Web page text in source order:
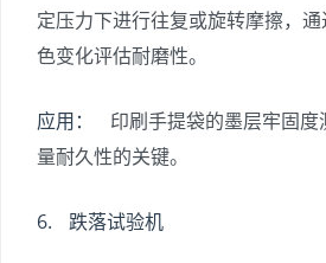
定压力下进行往复或旋转摩擦，
色变化评估耐磨性。
应用：
印刷手提袋的墨层牢固度
量耐久性的关键。
6. 跌落试验机